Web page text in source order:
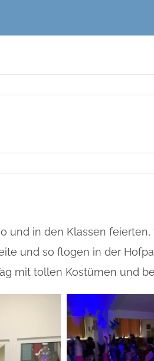
und in den Klassen
und so flogen in der
mit tollen Kostümen und